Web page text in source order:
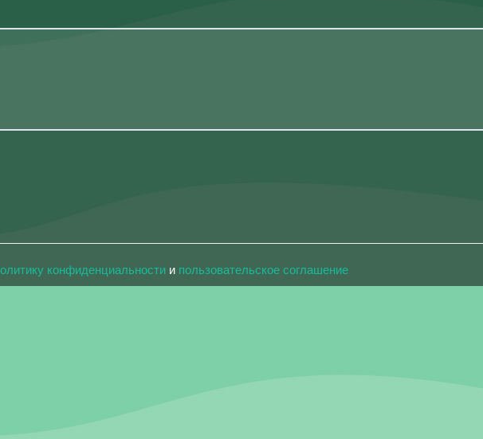
конфиденциальности и пользовательское соглашение